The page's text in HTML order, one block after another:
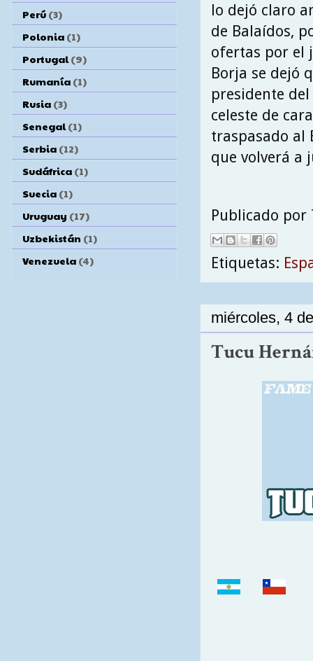
lo dejó claro
de Balaídos,
ofertas por el
Borja se dejó
presidente
celeste de
traspasado al
que volverá a
Publicado por
Etiquetas:
miércoles, 4
Tucu
Perú (3)
Polonia (1)
Portugal (9)
Rumanía (1)
Rusia (3)
Senegal (1)
Serbia (12)
Sudáfrica (1)
Suecia (1)
Uruguay (17)
Uzbekistán (1)
Venezuela (4)